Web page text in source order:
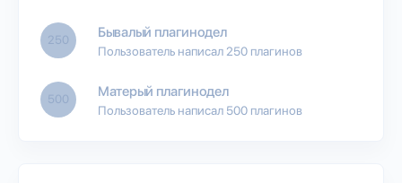
250 Бывалый плагинодел
Пользователь написал 250 плагинов
500 Матерый плагинодел
Пользователь написал 500 плагинов